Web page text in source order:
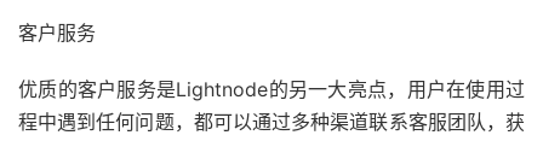
客户服务
优质的客户服务是Lightnode的另一大亮点，用户在使用过
程中遇到任何问题，都可以通过多种渠道联系客服团队，获